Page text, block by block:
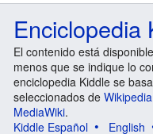
Enciclopedia
El contenido está
menos que se indique lo
enciclopedia Kiddle se
seleccionados de Wikipedia
MediaWiki.
Kiddle Español
English